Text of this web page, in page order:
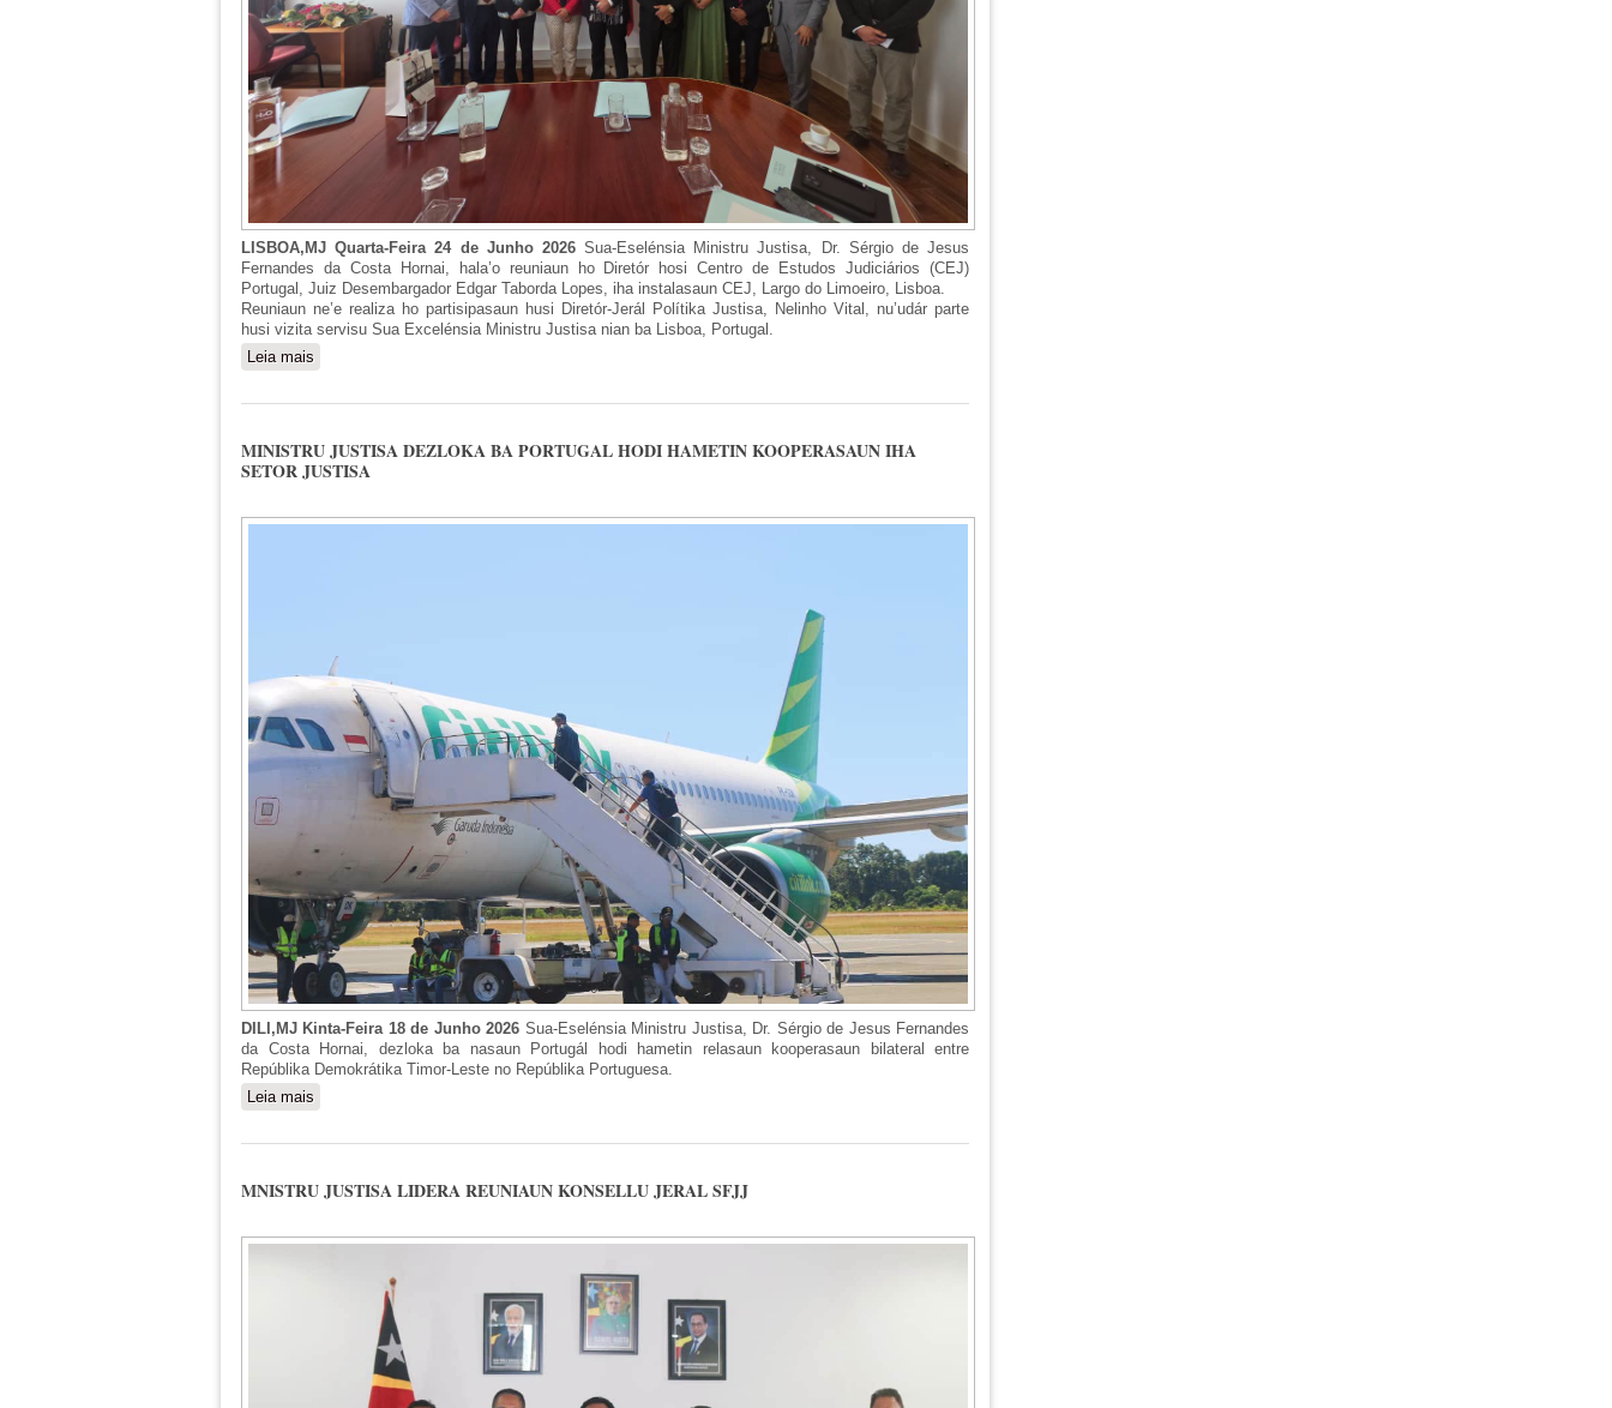
LISBOA,MJ Quarta-Feira 24 de Junho 2026 Sua-Eselénsia Ministru Justisa, Dr. Sérgio de Jesus
Fernandes da Costa Hornai, hala’o reuniaun ho Diretór hosi Centro de Estudos Judiciários (CEJ)
Portugal, Juiz Desembargador Edgar Taborda Lopes, iha instalasaun CEJ, Largo do Limoeiro, Lisboa.
Reuniaun ne’e realiza ho partisipasaun husi Diretór-Jerál Polítika Justisa, Nelinho Vital, nu’udár parte
husi vizita servisu Sua Excelénsia Ministru Justisa nian ba Lisboa, Portugal.
Leia mais
MINISTRU JUSTISA DEZLOKA BA PORTUGAL HODI HAMETIN KOOPERASAUN IHA
SETOR JUSTISA
DILI,MJ Kinta-Feira 18 de Junho 2026 Sua-Eselénsia Ministru Justisa, Dr. Sérgio de Jesus Fernandes
da Costa Hornai, dezloka ba nasaun Portugál hodi hametin relasaun kooperasaun bilateral entre
Repúblika Demokrátika Timor-Leste no Repúblika Portuguesa.
Leia mais
MNISTRU JUSTISA LIDERA REUNIAUN KONSELLU JERAL SFJJ